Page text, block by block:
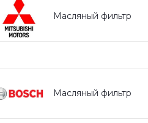
Масляный фильтр
Масляный фильтр